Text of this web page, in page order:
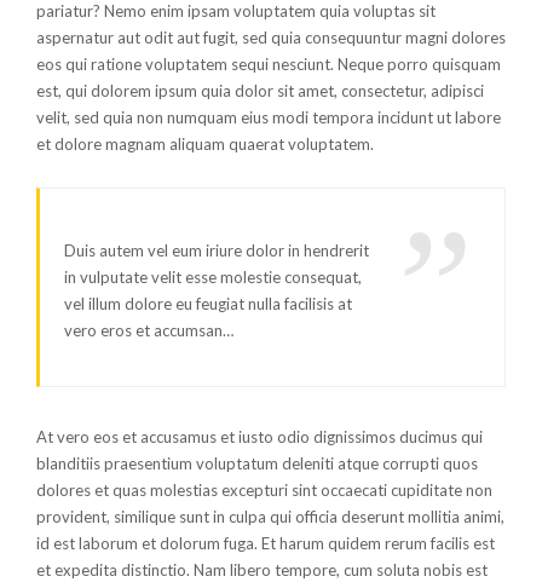
pariatur? Nemo enim ipsam voluptatem quia voluptas sit
aspernatur aut odit aut fugit, sed quia consequuntur magni dolores
eos qui ratione voluptatem sequi nesciunt. Neque porro quisquam
est, qui dolorem ipsum quia dolor sit amet, consectetur, adipisci
velit, sed quia non numquam eius modi tempora incidunt ut labore
et dolore magnam aliquam quaerat voluptatem.
Duis autem vel eum iriure dolor in hendrerit
in vulputate velit esse molestie consequat,
vel illum dolore eu feugiat nulla facilisis at
vero eros et accumsan…
At vero eos et accusamus et iusto odio dignissimos ducimus qui
blanditiis praesentium voluptatum deleniti atque corrupti quos
dolores et quas molestias excepturi sint occaecati cupiditate non
provident, similique sunt in culpa qui officia deserunt mollitia animi,
id est laborum et dolorum fuga. Et harum quidem rerum facilis est
et expedita distinctio. Nam libero tempore, cum soluta nobis est